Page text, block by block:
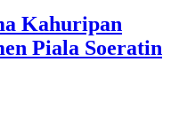
Kahuripan
Piala Soeratin